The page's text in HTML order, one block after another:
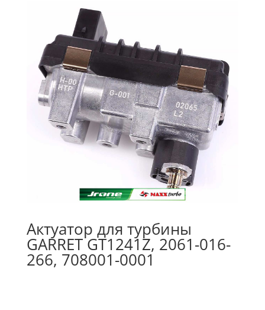
Актуатор для турбины
GARRET GT1241Z, 2061-016-
266, 708001-0001